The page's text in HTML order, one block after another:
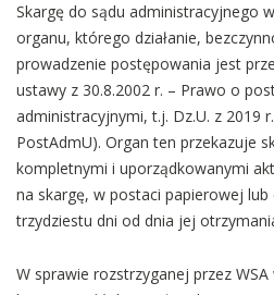
Skargę do sądu administracyjnego
organu, którego działanie,
prowadzenie postępowania jest
ustawy z 30.8.2002 r. – Prawo o
administracyjnymi, t.j. Dz.U. z 2019
PostAdmU). Organ ten przekazuje
kompletnymi i uporządkowanymi
na skargę, w postaci papierowej
trzydziestu dni od dnia jej
W sprawie rozstrzyganej przez